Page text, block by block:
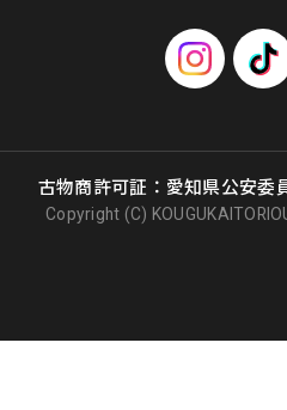
古物商許可証：愛知県公安
Copyright (C)